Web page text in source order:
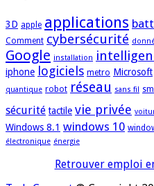
3D apple applications
Comment cybersécurité
Google installation
iphone logiciels metro Microsoft
quantique robot réseau sans fil
sécurité tactile vie privée
Windows 8.1 windows 10
électronique énergie
Retrouver emploi